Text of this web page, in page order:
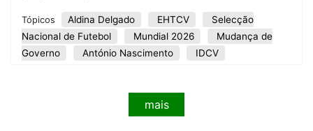
Tópicos Aldina Delgado EHTCV
Selecção
Nacional de Futebol
Mundial 2026
Mudança de
Governo
António Nascimento IDCV
mais